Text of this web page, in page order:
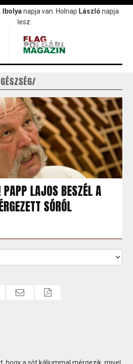
Ibolya napja van. Holnap László napja
lesz.
PAPP LAJOS BESZÉL A
SÓRÓL